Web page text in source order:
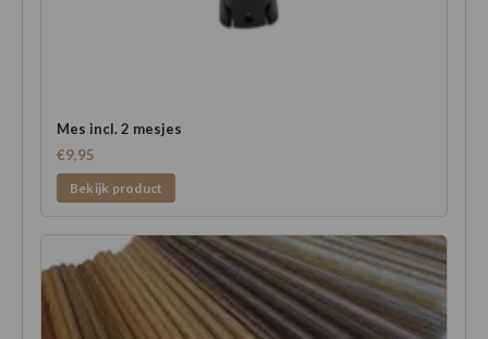
Mes incl. 2 mesjes
€9,95
Bekijk product